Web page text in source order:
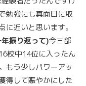
勉強にも真面目に取
に近いと思います。
振り返って)今三部
校中14位に入ったん
もう少しパワーアッ
得して賑やかにした